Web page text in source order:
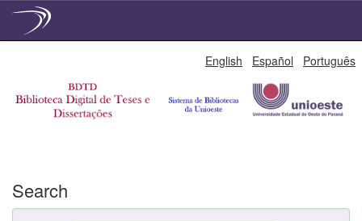
English Español Português
Search